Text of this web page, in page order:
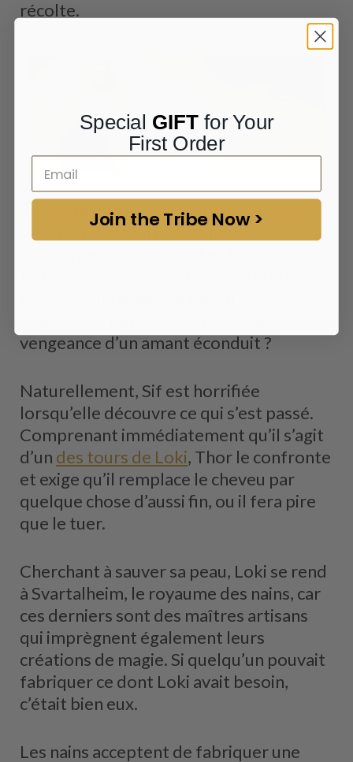
récolte.
Selon l’histoire, Loki, toujours aussi
méchant, s’est introduit une nuit dans la
vengeance d’un amant éconduit ?
Naturellement, Sif est horrifiée
lorsqu’elle découvre ce qui s’est passé.
Comprenant immédiatement qu’il s’agit
d’un des tours de Loki, Thor le confronte
et exige qu’il remplace le cheveu par
quelque chose d’aussi fin, ou il fera pire
que le tuer.
Cherchant à sauver sa peau, Loki se rend
à Svartalheim, le royaume des nains, car
ces derniers sont des maîtres artisans
qui imprègnent également leurs
créations de magie. Si quelqu’un pouvait
fabriquer ce dont Loki avait besoin,
c’était bien eux.
Les nains acceptent de fabriquer une
Special GIFTfor Your
First Order
Join the Tribe Now >